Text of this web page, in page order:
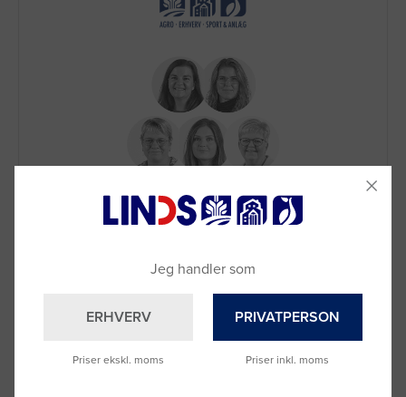
Brug for hjælp?
Ring til os på9992 0233
Du kan også kontakte din lokale sælger
Jeg handler som
ERHVERV
Priser ekskl. moms
PRIVATPERSON
Priser inkl. moms